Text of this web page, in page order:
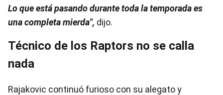
Lo que está pasando durante toda la temporada es
una completa mierda", dijo.
Técnico de los Raptors no se calla
nada
Rajakovic continuó furioso con su alegato y